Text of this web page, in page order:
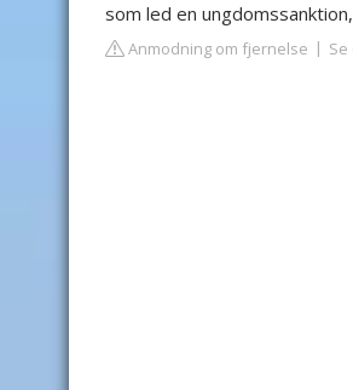
som led en
Anmodning om fjernelse